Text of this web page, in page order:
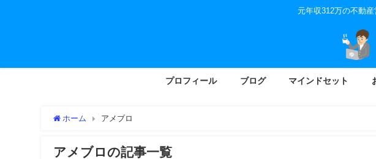
元年収312万の不動
プロフィール ブログ マインドセット
ホーム アメブロ
アメブロの記事一覧